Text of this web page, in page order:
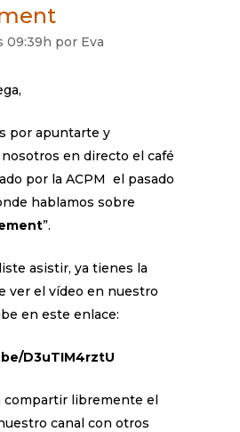
09:39h por Eva
por apuntarte y
en directo el café
por la ACPM el pasado
hablamos sobre
”.
asistir, ya tienes la
ver el vídeo en nuestro
en este enlace:
D3uTIM4rztU
compartir libremente el
canal con otros